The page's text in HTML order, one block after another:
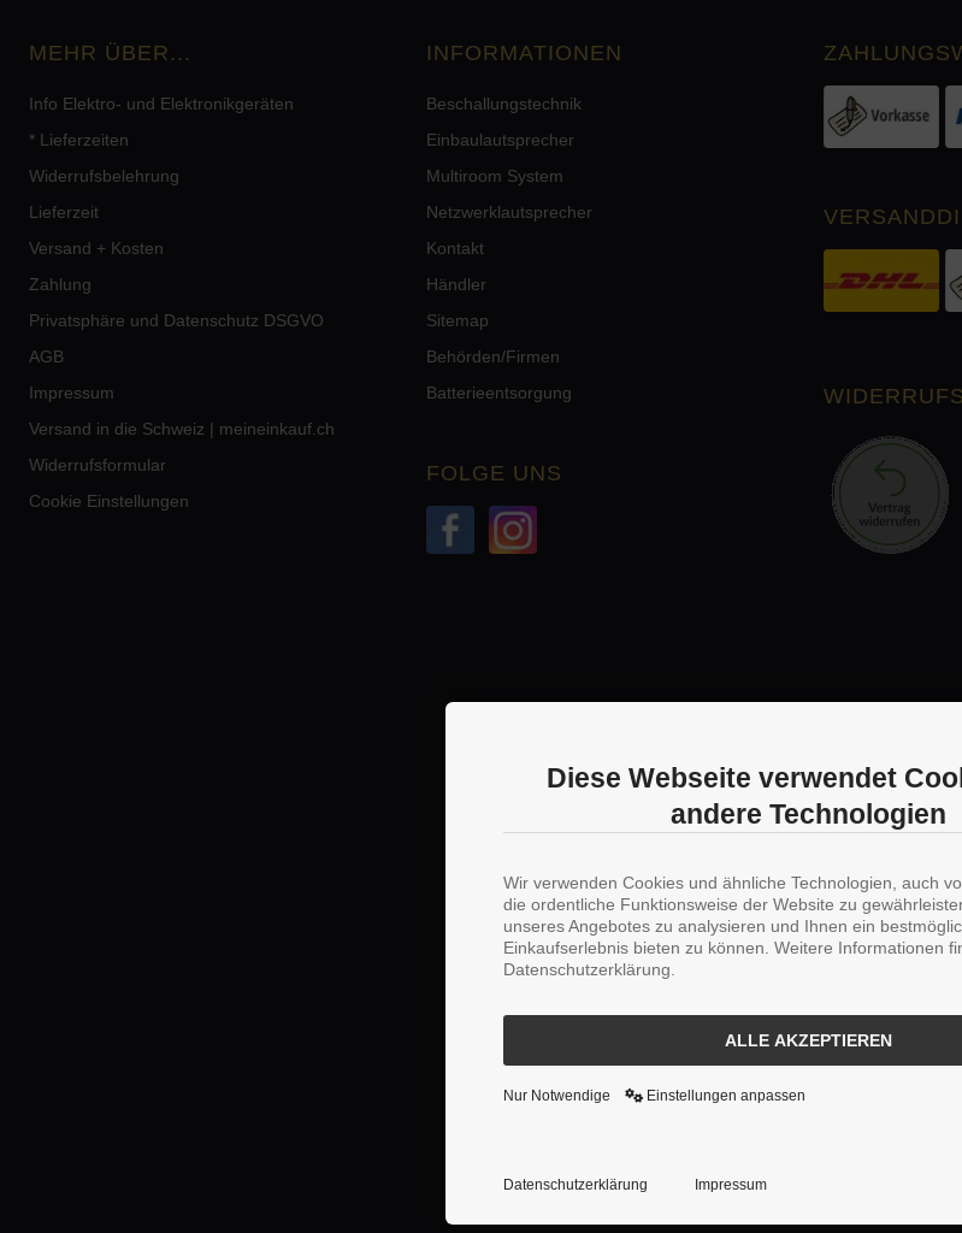
MEHR ÜBER...
Info Elektro- und Elektronikgeräten
* Lieferzeiten
Widerrufsbelehrung
Lieferzeit
Versand + Kosten
Zahlung
Privatsphäre und Datenschutz DSGVO
AGB
Impressum
Versand in die Schweiz | meineinkauf.ch
Widerrufsformular
Cookie Einstellungen
INFORMATIONEN
Beschallungstechnik
Einbaulautsprecher
Multiroom System
Netzwerklautsprecher
Kontakt
Händler
Sitemap
Behörden/Firmen
Batterieentsorgung
FOLGE UNS
Diese Webseite verwendet
andere Technologien
Wir verwenden Cookies und ähnliche Technologien, auch
die ordentliche Funktionsweise der Website zu
unseres Angebotes zu analysieren und Ihnen ein
Einkaufserlebnis bieten zu können. Weitere Informationen
Datenschutzerklärung.
ALLE AKZEPTIEREN
Nur Notwendige Einstellungen anpassen
Datenschutzerklärung Impressum